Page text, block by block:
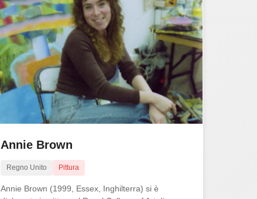
Annie Brown
Regno Unito Pittura
Annie Brown (1999, Essex, Inghilterra) si è